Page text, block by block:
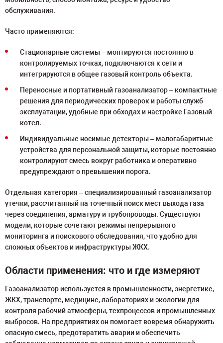
обслуживания.
Часто применяются:
Стационарные системы – монтируются постоянно в
контролируемых точках, подключаются к сети и
интегрируются в общее газовый контроль объекта.
Переносные и портативный газоанализатор – компактные
решения для периодических проверок и работы служб
эксплуатации, удобные при обходах и настройке Газовый
котел.
Индивидуальные носимые детекторы – малогабаритные
устройства для персональной защиты, которые постоянно
контролируют смесь вокруг работника и оперативно
предупреждают о превышении порога.
Отдельная категория – специализированный газоанализатор
утечки, рассчитанный на точечный поиск мест выхода газа
через соединения, арматуру и трубопроводы. Существуют
модели, которые сочетают режимы непрерывного
мониторинга и поискового обследования, что удобно для
сложных объектов и инфраструктуры ЖКХ.
Области применения: что и где измеряют
Газоанализатор используется в промышленности, энергетике,
ЖКХ, транспорте, медицине, лабораториях и экологии для
контроля рабочий атмосферы, техпроцессов и промышленных
выбросов. На предприятиях он помогает вовремя обнаружить
опасную смесь, предотвратить аварии и обеспечить